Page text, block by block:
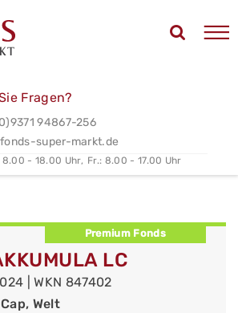
Fragen?
94867-256
super-markt.de
8.00 - 18.00 Uhr, Fr.: 8.00 - 17.00 Uhr
Premium Fonds
LC
| WKN 847402
Welt